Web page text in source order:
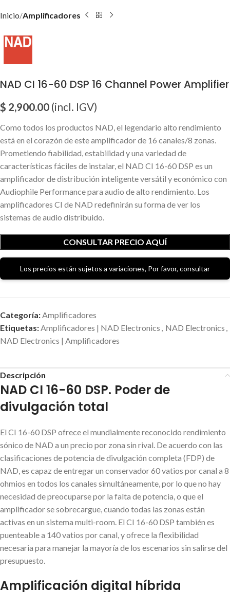
Inicio Amplificadores
NAD CI 16-60 DSP 16 Channel Power Amplifier
$ 2,900.00 (incl. IGV)
Como todos los productos NAD, el legendario alto rendimiento
está en el corazón de este amplificador de 16 canales/8 zonas.
Prometiendo fiabilidad, estabilidad y una variedad de
características fáciles de instalar, el NAD CI 16-60 DSP es un
amplificador de distribución inteligente versátil y económico con
Audiophile Performance para audio de alto rendimiento. Los
amplificadores CI de NAD redefinirán su forma de ver los
sistemas de audio distribuido.
CONSULTAR PRECIO AQUÍ
Los precios están sujetos a variaciones, Por favor, consultar
Categoría:Amplificadores
Etiquetas:Amplificadores | NAD Electronics , NAD Electronics ,
NAD Electronics | Amplificadores
Descripción
NAD CI 16-60 DSP. Poder de
divulgación total
El CI 16-60 DSP ofrece el mundialmente reconocido rendimiento
sónico de NAD a un precio por zona sin rival. De acuerdo con las
clasificaciones de potencia de divulgación completa (FDP) de
NAD, es capaz de entregar un conservador 60 vatios por canal a 8
ohmios en todos los canales simultáneamente, por lo que no hay
necesidad de preocuparse por la falta de potencia, o que el
amplificador se sobrecargue, cuando todas las zonas están
activas en un sistema multi-room. El CI 16-60 DSP también es
puenteable a 140 vatios por canal, y ofrece la flexibilidad
necesaria para manejar la mayoría de los escenarios sin salirse del
presupuesto.
Amplificación digital híbrida